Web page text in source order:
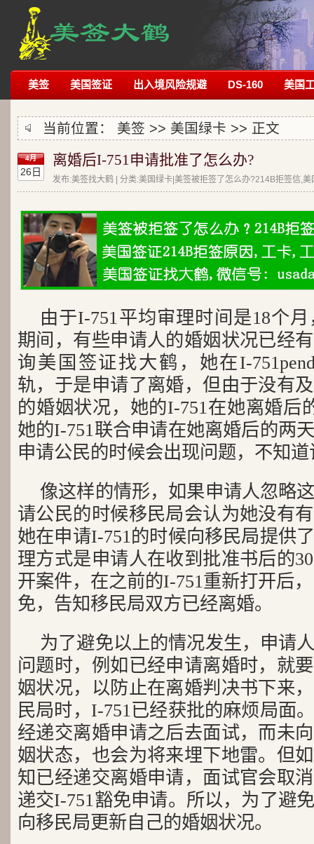
美签 美国签证 出入境风险规避 DS-160 美国
当前位置： 美签 >> 美国绿卡 >> 正文
4月
26日
离婚后I-751申请批准了怎么办?
发布:美签找大鹤 | 分类:美国绿卡|美签被拒签了怎么办?214B拒签信,
由于I-751平均审理时间是18个
期间，有些申请人的婚姻状况已经
询美国签证找大鹤，她在I-
轨，于是申请了离婚，但由于没有
的婚姻状况，她的I-751在她离婚后
她的I-751联合申请在她离婚后的两
申请公民的时候会出现问题，不知
像这样的情形，如果申请人忽略
请公民的时候移民局会认为她没有
她在申请I-751的时候向移民局提供
理方式是申请人在收到批准书后的
开案件，在之前的I-751重新打开后
免，告知移民局双方已经离婚。
为了避免以上的情况发生，申请
问题时，例如已经申请离婚时，就
姻状况，以防止在离婚判决书下来
民局时，I-751已经获批的麻烦局面
经递交离婚申请之后去面试，而未
姻状态，也会为将来埋下地雷。但
知已经递交离婚申请，面试官会取
递交I-751豁免申请。所以，为了避
向移民局更新自己的婚姻状况。